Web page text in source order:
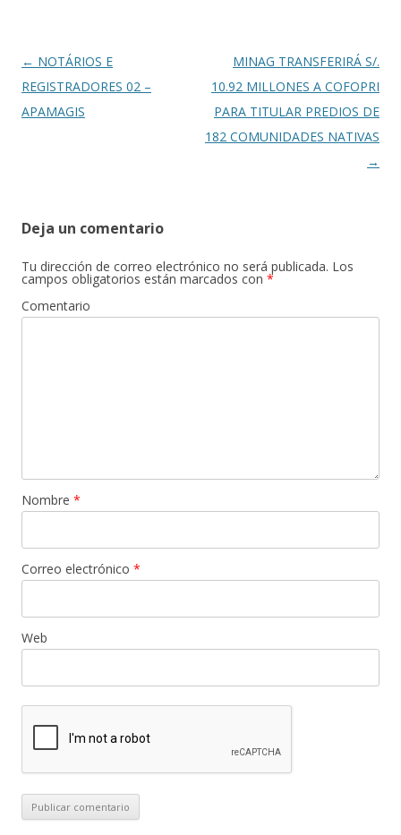
k
Navegación
de
entradas
← NOTÁRIOS E
REGISTRADORES 02 –
APAMAGIS
MINAG TRANSFERIRÁ S/.
10.92 MILLONES A COFOPRI
PARA TITULAR PREDIOS DE
182 COMUNIDADES NATIVAS
→
Deja un comentario
Tu dirección de correo electrónico no será publicada. Los
campos obligatorios están marcados con *
Comentario
Nombre *
Correo electrónico *
Web